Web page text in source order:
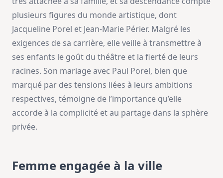
plusieurs figures du monde artistique, dont
Jacqueline Porel et Jean-Marie Périer. Malgré les
exigences de sa carrière, elle veille à transmettre à
ses enfants le goût du théâtre et la fierté de leurs
racines. Son mariage avec Paul Porel, bien que
marqué par des tensions liées à leurs ambitions
respectives, témoigne de l’importance qu’elle
accorde à la complicité et au partage dans la sphère
privée.
Femme engagée à la ville